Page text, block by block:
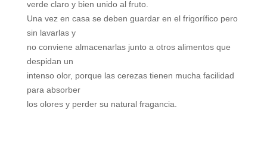
verde claro y bien unido al fruto.
Una vez en casa se deben guardar en el frigorífico pero
sin lavarlas y
no conviene almacenarlas junto a otros alimentos que
despidan un
intenso olor, porque las cerezas tienen mucha facilidad
para absorber
los olores y perder su natural fragancia.